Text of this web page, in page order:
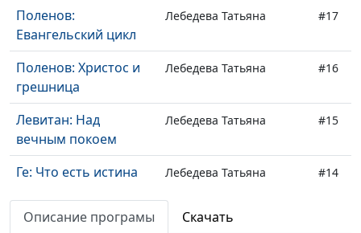
Поленов:
Евангельский цикл
Лебедева Татьяна #17
Поленов: Христос и
грешница
Лебедева Татьяна #16
Левитан: Над
вечным покоем
Лебедева Татьяна #15
Ге: Что есть истина Лебедева Татьяна #14
Иванов: Библейские
эскизы
Лебедева Татьяна
Описание програмы Скачать